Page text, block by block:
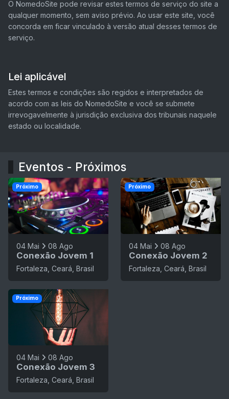
O NomedoSite pode revisar estes termos de serviço do site a
qualquer momento, sem aviso prévio. Ao usar este site, você
concorda em ficar vinculado à versão atual desses termos de
serviço.
Lei aplicável
Estes termos e condições são regidos e interpretados de
acordo com as leis do NomedoSite e você se submete
irrevogavelmente à jurisdição exclusiva dos tribunais naquele
estado ou localidade.
Eventos - Próximos
04 Mai 08 Ago
Conexão Jovem 1
Fortaleza, Ceará, Brasil
Próximo
04 Mai 08 Ago
Conexão Jovem 2
Fortaleza, Ceará, Brasil
Próximo
04 Mai 08 Ago
Conexão Jovem 3
Fortaleza, Ceará, Brasil
Próximo